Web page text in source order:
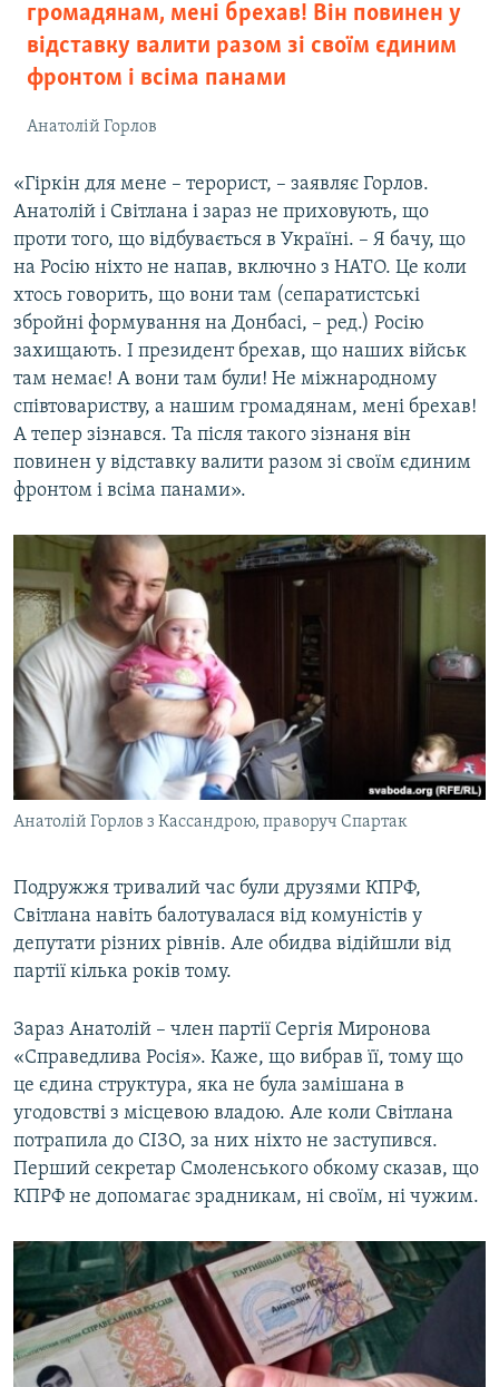
громадянам, мені брехав! Він повинен у
відставку валити разом зі своїм єдиним
фронтом і всіма панами
Анатолій Горлов
«Гіркін для мене – терорист, – заявляє Горлов.
Анатолій і Світлана і зараз не приховують, що
проти того, що відбувається в Україні. – Я бачу, що
на Росію ніхто не напав, включно з НАТО. Це коли
хтось говорить, що вони там (сепаратистські
збройні формування на Донбасі, – ред.) Росію
захищають. І президент брехав, що наших військ
там немає! А вони там були! Не міжнародному
співтовариству, а нашим громадянам, мені брехав!
А тепер зізнався. Та після такого зізнаня він
повинен у відставку валити разом зі своїм єдиним
фронтом і всіма панами».
Анатолій Горлов з Кассандрою, праворуч Спартак
Подружжя тривалий час були друзями КПРФ,
Світлана навіть балотувалася від комуністів у
депутати різних рівнів. Але обидва відійшли від
партії кілька років тому.
Зараз Анатолій – член партії Сергія Миронова
«Справедлива Росія». Каже, що вибрав її, тому що
це єдина структура, яка не була замішана в
угодовстві з місцевою владою. Але коли Світлана
потрапила до СІЗО, за них ніхто не заступився.
Перший секретар Смоленського обкому сказав, що
КПРФ не допомагає зрадникам, ні своїм, ні чужим.